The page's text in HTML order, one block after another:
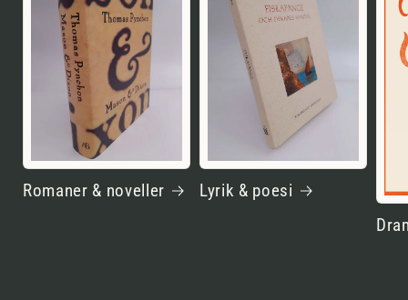
Romaner & noveller
Lyrik & poesi